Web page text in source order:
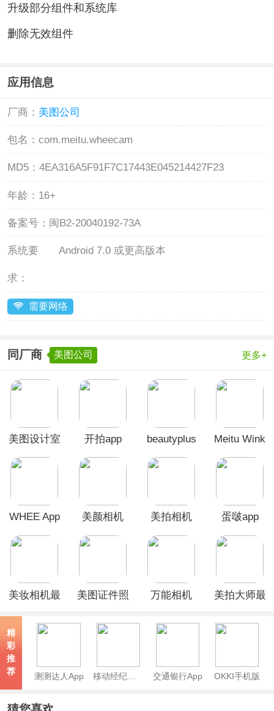
升级部分组件和系统库
删除无效组件
应用信息
厂商： 美图公司
包名： com.meitu.wheecam
MD5： 4EA316A5F91F7C17443E045214427F23
年龄： 16+
备案号： 闽B2-20040192-73A
系统要
求：
Android 7.0 或更高版本
需要网络
同厂商 美图公司 更多+
美图设计室
开拍app
beautyplus
Meitu Wink
WHEE App
美颜相机
美拍相机
蛋啵app
美妆相机最
美图证件照
万能相机
美拍大师最
精
彩
推
荐
测测达人App 移动经纪人App 交通银行App OKKI手机版